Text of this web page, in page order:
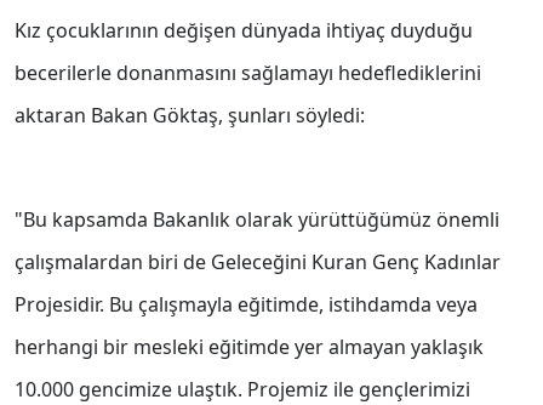
Kız çocuklarının değişen dünyada ihtiyaç duyduğu
becerilerle donanmasını sağlamayı hedeflediklerini
aktaran Bakan Göktaş, şunları söyledi:
"Bu kapsamda Bakanlık olarak yürüttüğümüz önemli
çalışmalardan biri de Geleceğini Kuran Genç Kadınlar
Projesidir. Bu çalışmayla eğitimde, istihdamda veya
herhangi bir mesleki eğitimde yer almayan yaklaşık
10.000 gencimize ulaştık. Projemiz ile gençlerimizi